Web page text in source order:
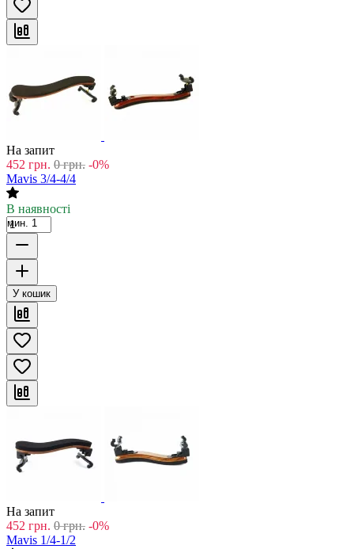
На запит
452 грн. 0 грн. -0%
Mavis 3/4-4/4
В наявності
мин. 1
У кошик
На запит
452 грн. 0 грн. -0%
Mavis 1/4-1/2